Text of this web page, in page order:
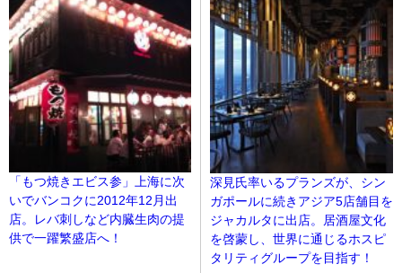
「もつ焼きエビス参」上海に次
いでバンコクに2012年12月出
店。レバ刺しなど内臓生肉の提
供で一躍繁盛店へ！
深見氏率いるプランズが、シン
ガポールに続きアジア5店舗目を
ジャカルタに出店。居酒屋文化
を啓蒙し、世界に通じるホスピ
タリティグループを目指す！